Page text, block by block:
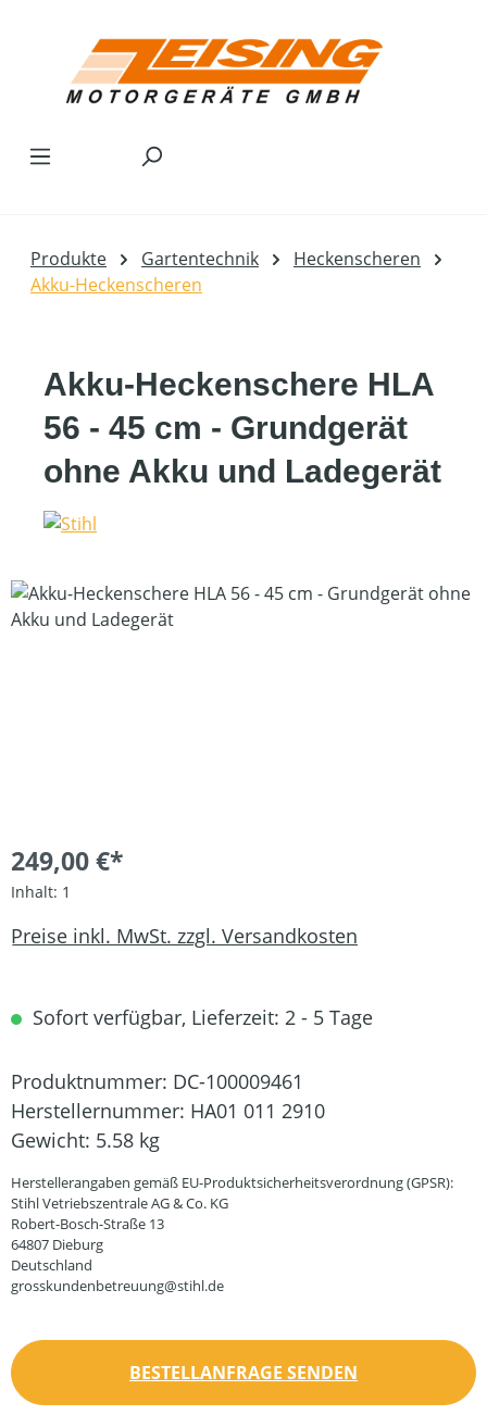
Produkte Gartentechnik
Heckenscheren
Akku-Heckenscheren
Akku-Heckenschere HLA
56 - 45 cm - Grundgerät
ohne Akku und Ladegerät
Bildergalerie überspringen
249,00 €*
Inhalt: 1
Preise inkl. MwSt. zzgl. Versandkosten
Sofort verfügbar, Lieferzeit: 2 - 5 Tage
Produktnummer: DC-100009461
Herstellernummer: HA01 011 2910
Gewicht: 5.58 kg
Herstellerangaben gemäß EU-Produktsicherheitsverordnung (GPSR):
Stihl Vetriebszentrale AG & Co. KG
Robert-Bosch-Straße 13
64807 Dieburg
Deutschland
grosskundenbetreuung@stihl.de
BESTELLANFRAGE SENDEN